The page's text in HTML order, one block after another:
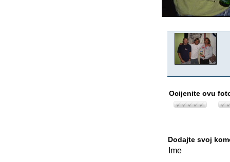
Ocijenite ovu
Dodajte svoj
Ime